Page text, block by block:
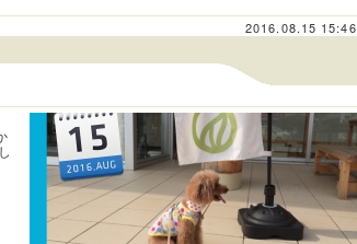
2016.08.15 15:46